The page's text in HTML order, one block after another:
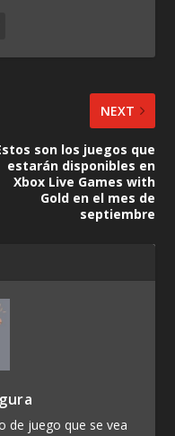
NEXT
son los juegos que
estarán disponibles en
Xbox Live Games with
Gold en el mes de
septiembre
de juego que se vea